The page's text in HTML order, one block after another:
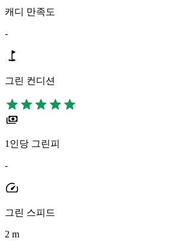
캐디 만족도
-
그린 컨디션
1인당 그린피
-
그린 스피드
2 m